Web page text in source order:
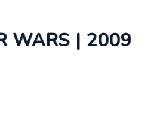
WARS | 2009